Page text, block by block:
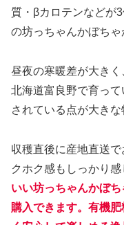
質・βカロテンなどが
の坊っちゃんかぼちゃ
昼夜の寒暖差が大き
北海道富良野で育っ
されている点が大きな
収穫直後に産地直送
クホク感もしっかり感
いい坊っちゃんかぼ
購入できます。有機